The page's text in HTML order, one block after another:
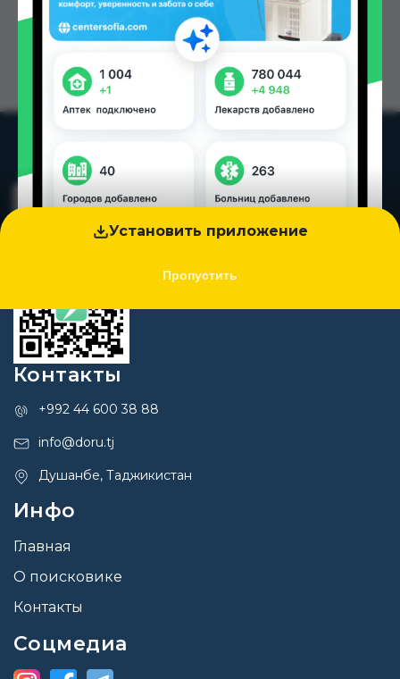
Установить приложение
Пропустить
Контакты
+992 44 600 38 88
info@doru.tj
Душанбе, Таджикистан
Инфо
Главная
О поисковике
Контакты
Соцмедиа